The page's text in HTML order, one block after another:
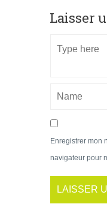
Laisser
Enregistrer mon
navigateur pour